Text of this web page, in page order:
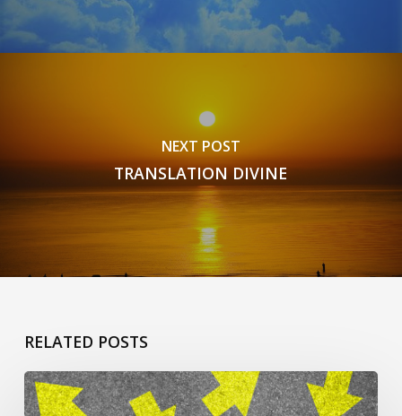
NEXT POST
TRANSLATION DIVINE
RELATED POSTS
Ça
commence